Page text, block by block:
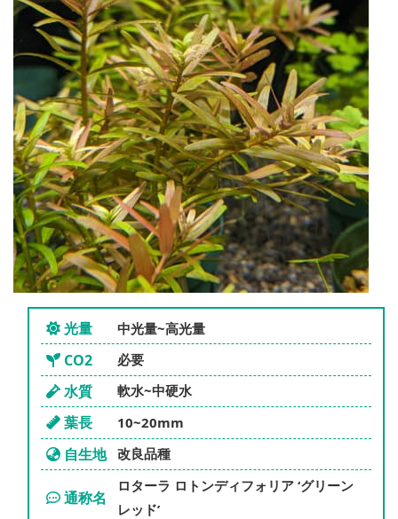
光量 中光量~高光量
CO2 必要
水質 軟水~中硬水
葉長 10~20mm
自生地 改良品種
通称名
ロターラ ロトンディフォリア ‘グリーン
レッド’